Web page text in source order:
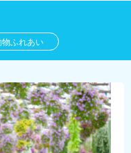
物ふれあい